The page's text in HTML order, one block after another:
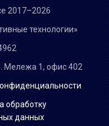
2017–2026
технологии»
Мележа 1, офис 402
обработку
данных